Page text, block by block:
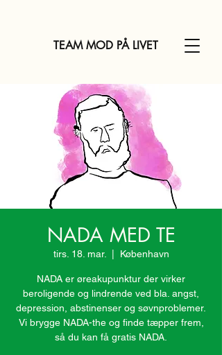
TEAM MOD PÅ LIVET
NADA MED TE
tirs. 18. mar. København
NADA er øreakupunktur der virker
beroligende og lindrende ved bla. angst,
depression, abstinenser og søvnproblemer.
Vi brygge NADA-the og finde tæpper frem,
så du kan få gratis NADA.